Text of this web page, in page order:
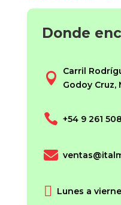
Donde

Carril
Godoy Cruz,
 +54 9 261

 Lunes a